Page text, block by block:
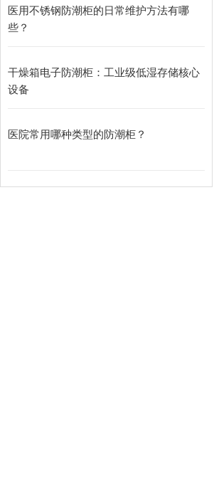
医用不锈钢防潮柜的日常维护方法有哪
些？
干燥箱电子防潮柜：工业级低湿存储核心
设备
医院常用哪种类型的防潮柜？